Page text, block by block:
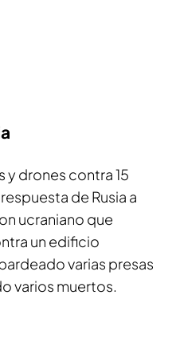
y drones contra 15
de Rusia a
ucraniano que
un edificio
varias presas
varios muertos.